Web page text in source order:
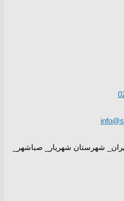
شهرستان شهریار_ صباشهر_